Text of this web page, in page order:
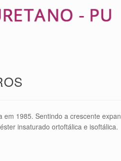
1985. Sentindo a crescente
insaturado ortoftálica e isoftálica.